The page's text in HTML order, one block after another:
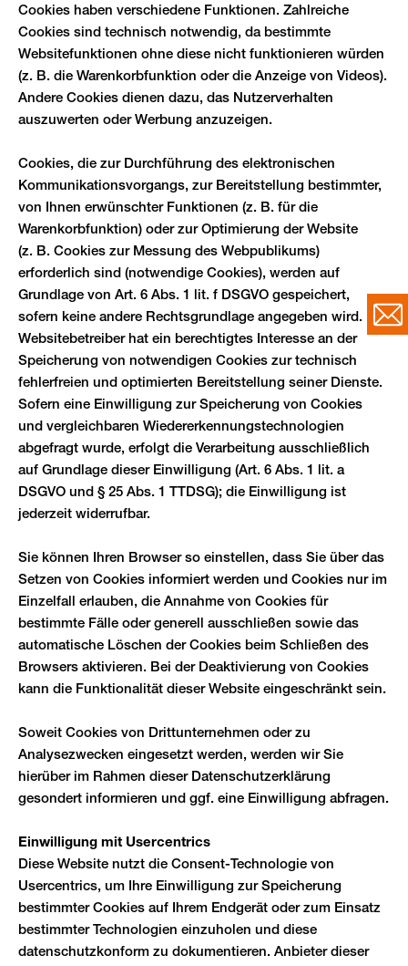
Cookies haben verschiedene Funktionen. Zahlreiche
Cookies sind technisch notwendig, da bestimmte
Websitefunktionen ohne diese nicht funktionieren würden
(z. B. die Warenkorbfunktion oder die Anzeige von Videos).
Andere Cookies dienen dazu, das Nutzerverhalten
auszuwerten oder Werbung anzuzeigen.
Cookies, die zur Durchführung des elektronischen
Kommunikationsvorgangs, zur Bereitstellung bestimmter,
von Ihnen erwünschter Funktionen (z. B. für die
Warenkorbfunktion) oder zur Optimierung der Website
(z. B. Cookies zur Messung des Webpublikums)
erforderlich sind (notwendige Cookies), werden auf
Grundlage von Art. 6 Abs. 1 lit. f DSGVO gespeichert,
sofern keine andere Rechtsgrundlage angegeben wird. Der
Websitebetreiber hat ein berechtigtes Interesse an der
Speicherung von notwendigen Cookies zur technisch
fehlerfreien und optimierten Bereitstellung seiner Dienste.
Sofern eine Einwilligung zur Speicherung von Cookies
und vergleichbaren Wiedererkennungstechnologien
abgefragt wurde, erfolgt die Verarbeitung ausschließlich
auf Grundlage dieser Einwilligung (Art. 6 Abs. 1 lit. a
DSGVO und § 25 Abs. 1 TTDSG); die Einwilligung ist
jederzeit widerrufbar.
Sie können Ihren Browser so einstellen, dass Sie über das
Setzen von Cookies informiert werden und Cookies nur im
Einzelfall erlauben, die Annahme von Cookies für
bestimmte Fälle oder generell ausschließen sowie das
automatische Löschen der Cookies beim Schließen des
Browsers aktivieren. Bei der Deaktivierung von Cookies
kann die Funktionalität dieser Website eingeschränkt sein.
Soweit Cookies von Drittunternehmen oder zu
Analysezwecken eingesetzt werden, werden wir Sie
hierüber im Rahmen dieser Datenschutzerklärung
gesondert informieren und ggf. eine Einwilligung abfragen.
Einwilligung mit Usercentrics
Diese Website nutzt die Consent-Technologie von
Usercentrics, um Ihre Einwilligung zur Speicherung
bestimmter Cookies auf Ihrem Endgerät oder zum Einsatz
bestimmter Technologien einzuholen und diese
datenschutzkonform zu dokumentieren. Anbieter dieser